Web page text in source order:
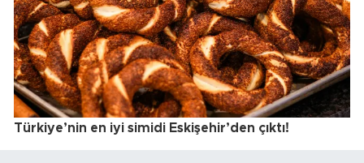
Türkiye’nin en iyi simidi Eskişehir’den çıktı!